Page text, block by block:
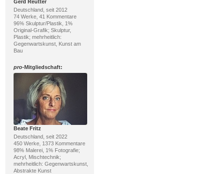
Gerd Reutter
Deutschland, seit 2012
74 Werke, 41 Kommentare
96% Skulptur/Plastik, 1%
Original-Grafik; Skulptur,
Plastik; mehrheitlich:
Gegenwartskunst, Kunst am
Bau
pro-Mitgliedschaft:
Beate Fritz
Deutschland, seit 2022
450 Werke, 1373 Kommentare
98% Malerei, 1% Fotografie;
Acryl, Mischtechnik;
mehrheitlich: Gegenwartskunst,
Abstrakte Kunst